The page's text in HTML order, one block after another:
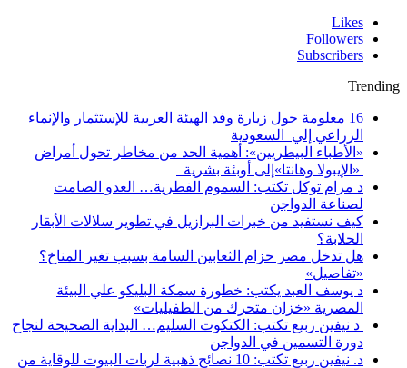
Likes
Followers
Subscribers
Trending
16 معلومة حول زيارة وفد الهيئة العربية للإستثمار والإنماء
الزراعي إلي السعودية
«الأطباء البيطريين»: أهمية الحد من مخاطر تحول أمراض
«الإيبولا وهانتا»إلى أوبئة بشرية
د مرام توكل تكتب: السموم الفطرية… العدو الصامت
لصناعة الدواجن
كيف نستفيد من خبرات البرازيل في تطوير سلالات الأبقار
الحلابة؟
هل تدخل مصر حزام الثعابين السامة بسبب تغير المناخ؟
«تفاصيل»
د يوسف العبد يكتب: خطورة سمكة البليكو علي البيئة
المصرية «خزان متحرك من الطفيليات»
د نيفين ربيع تكتب: الكتكوت السليم… البداية الصحيحة لنجاح
دورة التسمين في الدواجن
د. نيفين ربيع تكتب: 10 نصائح ذهبية لربات البيوت للوقاية من